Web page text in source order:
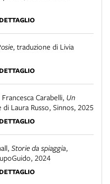
, traduzione di Livia
Carabelli, Un
Laura Russo, Sinnos, 2025
, Storie da spiaggia,
, 2024